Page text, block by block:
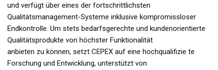
und verfügt über eines der fortschrittlichsten
Qualitätsmanagement-Systeme inklusive kompromissloser
Endkontrolle. Um stets bedarfsgerechte und kundenorientierte
Qualitätsprodukte von höchster Funktionalität
anbieten zu können, setzt CEPEX auf eine hochqualifizie te
Forschung und Entwicklung, unterstützt von